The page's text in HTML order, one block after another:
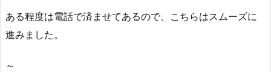
ある程度は電話で済ませてあるので、こちらはスムーズに
進みました。
～